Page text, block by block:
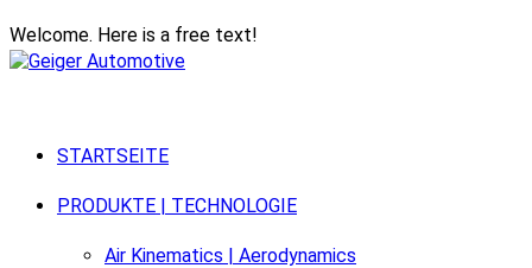
Welcome. Here is a free text!
STARTSEITE
PRODUKTE | TECHNOLOGIE
Air Kinematics | Aerodynamics